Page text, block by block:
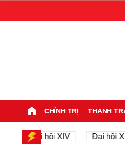
CHÍNH TRỊ THANH
Đại hội XIV Đại hội XIV